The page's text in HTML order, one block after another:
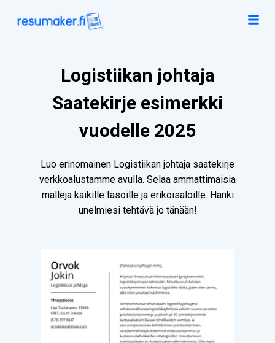
Logistiikan johtaja
Saatekirje esimerkki
vuodelle 2025
Luo erinomainen Logistiikan johtaja saatekirje
verkkoalustamme avulla. Selaa ammattimaisia
malleja kaikille tasoille ja erikoisaloille. Hanki
unelmiesi tehtävä jo tänään!